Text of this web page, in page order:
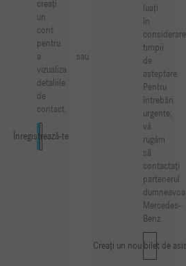
creați
un
cont
pentru
a
vizualiza
detaliile
de
contact.
Autentificare
Înregistrează-te
sau
luați
în
considerare
timpii
de
așteptare.
Pentru
întrebări
urgente,
vă
rugăm
să
contactați
partenerul
Mercedes-
Benz.
Creați un nou bilet de